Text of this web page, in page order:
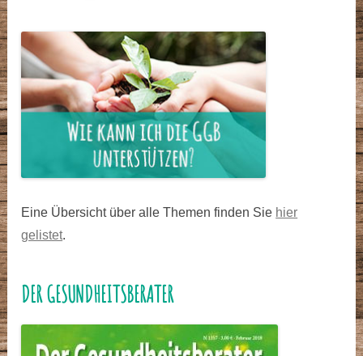
Eine Übersicht über alle Themen finden Sie hier
gelistet.
DER GESUNDHEITSBERATER